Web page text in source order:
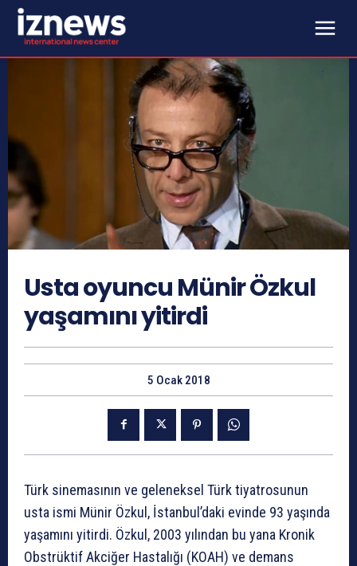
Usta oyuncu Münir Özkul
yaşamını yitirdi
5 Ocak 2018
Türk sinemasının ve geleneksel Türk tiyatrosunun
usta ismi Münir Özkul, İstanbul’daki evinde 93 yaşında
yaşamını yitirdi. Özkul, 2003 yılından bu yana Kronik
Obstrüktif Akciğer Hastalığı (KOAH) ve demans